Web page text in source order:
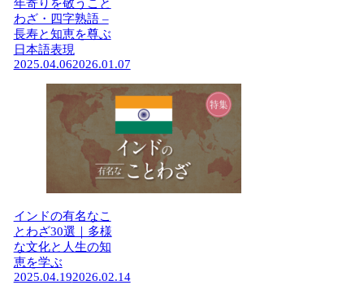
年寄りを敬うこと
わざ・四字熟語 –
長寿と知恵を尊ぶ
日本語表現
2025.04.062026.01.07
インドの有名なこ
とわざ30選｜多様
な文化と人生の知
恵を学ぶ
2025.04.192026.02.14